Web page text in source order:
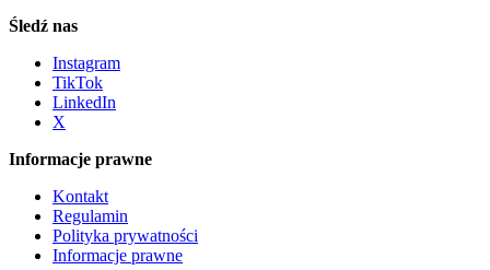
Śledź nas
Instagram
TikTok
LinkedIn
X
Informacje prawne
Kontakt
Regulamin
Polityka prywatności
Informacje prawne